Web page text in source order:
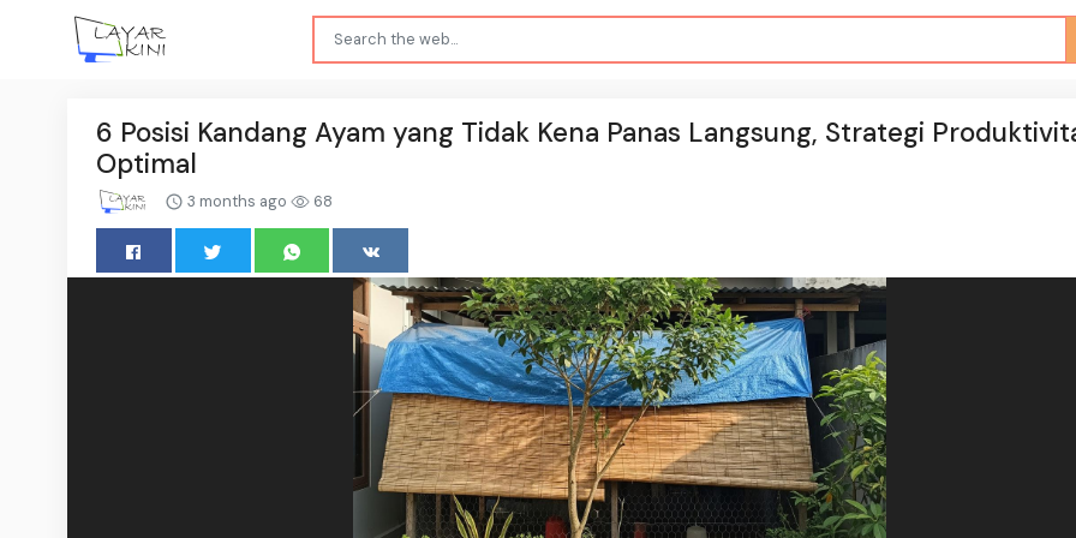
6 Posisi Kandang Ayam yang Tidak Kena Panas Langsung, Strategi
Optimal
3 months ago 68